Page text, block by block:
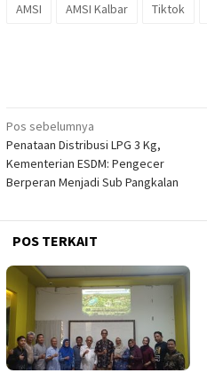
AMSI AMSI Kalbar Tiktok
Navigasi
pos
Pos sebelumnya
Penataan Distribusi LPG 3 Kg,
Kementerian ESDM: Pengecer
Berperan Menjadi Sub Pangkalan
POS TERKAIT